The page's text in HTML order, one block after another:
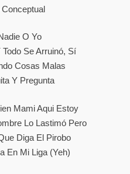
O Yo
Se Arruinó, Sí
Cosas Malas
Y Pregunta
Mami Aqui Estoy
Lo Lastimó Pero
Diga El Pirobo
En Mi Liga (yeh)